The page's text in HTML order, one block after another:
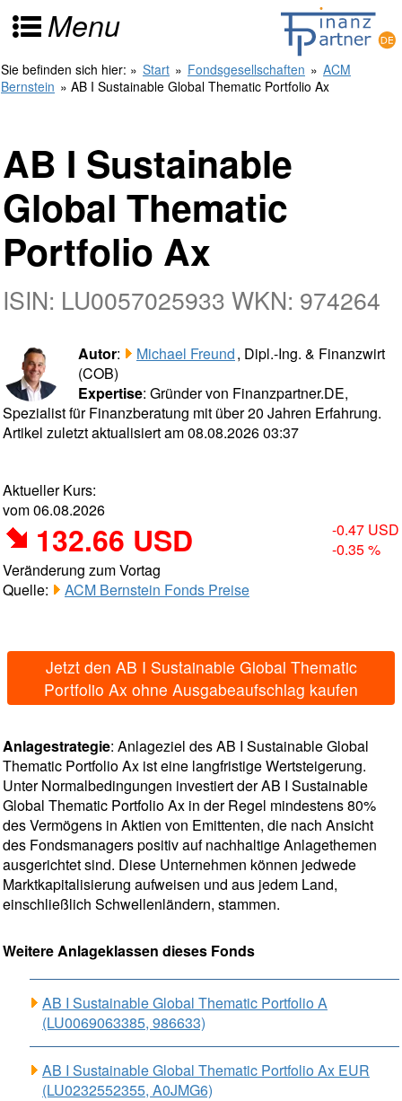
Menu
Sie befinden sich hier: » Start » Fondsgesellschaften » ACM
Bernstein » AB I Sustainable Global Thematic Portfolio Ax
AB I Sustainable
Global Thematic
Portfolio Ax
ISIN: LU0057025933 WKN: 974264
Autor: Michael Freund, Dipl.-Ing. & Finanzwirt
(COB)
Expertise: Gründer von Finanzpartner.DE,
Spezialist für Finanzberatung mit über 20 Jahren Erfahrung.
Artikel zuletzt aktualisiert am 08.08.2026 03:37
Aktueller Kurs:
vom 06.08.2026
132.66 USD
-0.47 USD
-0.35 %
Veränderung zum Vortag
Quelle:
ACM Bernstein Fonds Preise
Jetzt den AB I Sustainable Global Thematic
Portfolio Ax ohne Ausgabeaufschlag kaufen
Anlagestrategie: Anlageziel des AB I Sustainable Global
Thematic Portfolio Ax ist eine langfristige Wertsteigerung.
Unter Normalbedingungen investiert der AB I Sustainable
Global Thematic Portfolio Ax in der Regel mindestens 80%
des Vermögens in Aktien von Emittenten, die nach Ansicht
des Fondsmanagers positiv auf nachhaltige Anlagethemen
ausgerichtet sind. Diese Unternehmen können jedwede
Marktkapitalisierung aufweisen und aus jedem Land,
einschließlich Schwellenländern, stammen.
Weitere Anlageklassen dieses Fonds
AB I Sustainable Global Thematic Portfolio A
(LU0069063385, 986633)
AB I Sustainable Global Thematic Portfolio Ax EUR
(LU0232552355, A0JMG6)